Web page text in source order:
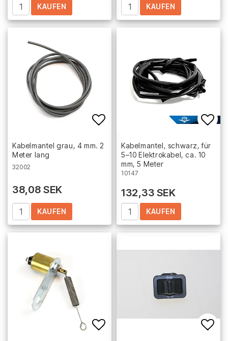
KAUFEN KAUFEN
Add to list of favorites
Kabelmantel grau, 4 mm. 2
Meter lang
32002
38,08 SEK
KAUFEN
Kabelmantel, schwarz, für
5–10 Elektrokabel, ca. 10
mm, 5 Meter
10147
132,33 SEK
KAUFEN